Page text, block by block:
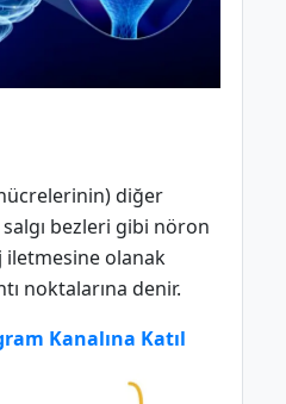
diğer
bezleri gibi nöron
iletmesine olanak
noktalarına denir.
Kanalına Katıl